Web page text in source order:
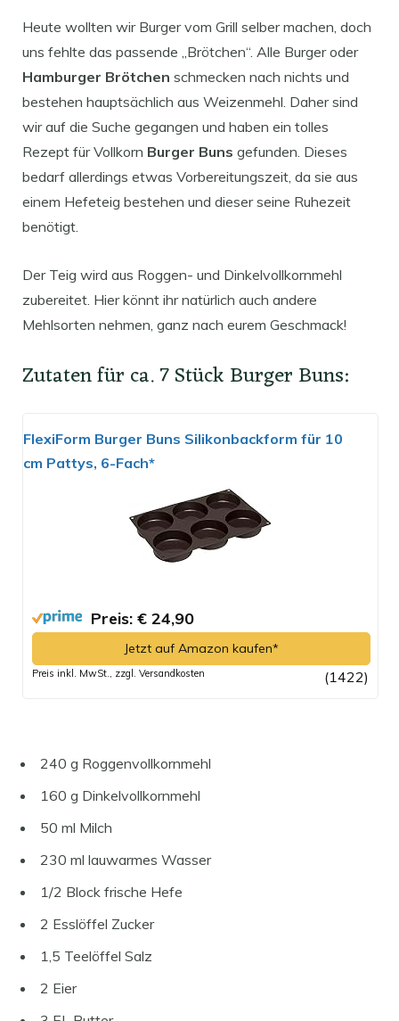
Heute wollten wir Burger vom Grill selber machen, doch
uns fehlte das passende „Brötchen“. Alle Burger oder
Hamburger Brötchen schmecken nach nichts und
bestehen hauptsächlich aus Weizenmehl. Daher sind
wir auf die Suche gegangen und haben ein tolles
Rezept für Vollkorn Burger Buns gefunden. Dieses
bedarf allerdings etwas Vorbereitungszeit, da sie aus
einem Hefeteig bestehen und dieser seine Ruhezeit
benötigt.
Der Teig wird aus Roggen- und Dinkelvollkornmehl
zubereitet. Hier könnt ihr natürlich auch andere
Mehlsorten nehmen, ganz nach eurem Geschmack!
Zutaten für ca. 7 Stück Burger Buns:
FlexiForm Burger Buns Silikonbackform für 10
cm Pattys, 6-Fach*
Preis: € 24,90
Jetzt auf Amazon kaufen*
Preis inkl. MwSt., zzgl. Versandkosten (1422)
240 g Roggenvollkornmehl
160 g Dinkelvollkornmehl
50 ml Milch
230 ml lauwarmes Wasser
1/2 Block frische Hefe
2 Esslöffel Zucker
1,5 Teelöffel Salz
2 Eier